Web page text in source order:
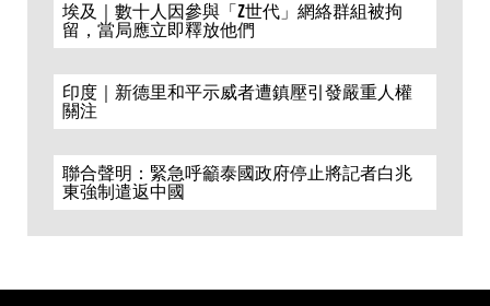
埃及｜數十人因參與「Z世代」網絡群組被拘
留，當局應立即釋放他們
印度｜新德里和平示威者遭鎮壓引發嚴重人權
關注
聯合聲明：緊急呼籲泰國政府停止將記者白兆
東強制遣返中國